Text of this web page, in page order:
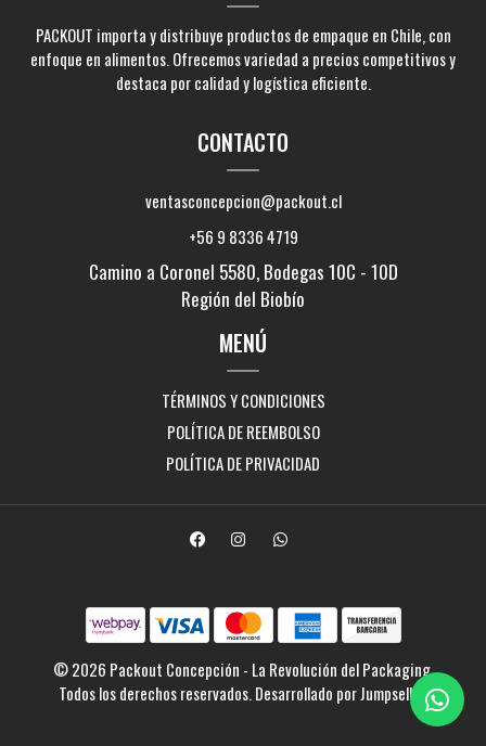
PACKOUT importa y distribuye productos de empaque en Chile, con
enfoque en alimentos. Ofrecemos variedad a precios competitivos y
destaca por calidad y logística eficiente.
CONTACTO
ventasconcepcion@packout.cl
+56 9 8336 4719
Camino a Coronel 5580, Bodegas 10C - 10D
Región del Biobío
MENÚ
TÉRMINOS Y CONDICIONES
POLÍTICA DE REEMBOLSO
POLÍTICA DE PRIVACIDAD
© 2026 Packout Concepción - La Revolución del Packaging.
Todos los derechos reservados.Desarrollado por Jumpseller .